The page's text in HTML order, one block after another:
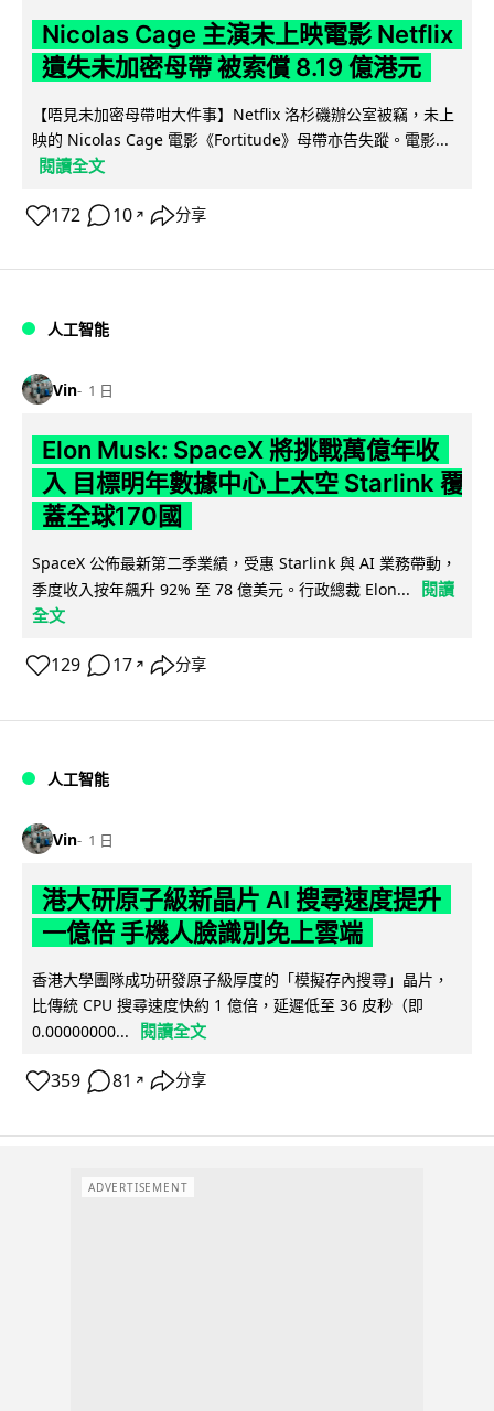
Nicolas Cage 主演未上映電影 Netflix
遺失未加密母帶 被索償 8.19 億港元
【唔見未加密母帶咁大件事】Netflix 洛杉磯辦公室被竊，未上
映的 Nicolas Cage 電影《Fortitude》母帶亦告失蹤。電影...
閱讀全文
172 10 ↗ 分享
人工智能
Vin 1 日
Elon Musk: SpaceX 將挑戰萬億年收
入 目標明年數據中心上太空 Starlink 覆
蓋全球170國
SpaceX 公佈最新第二季業績，受惠 Starlink 與 AI 業務帶動，
季度收入按年飆升 92% 至 78 億美元。行政總裁 Elon...
閱讀
全文
129 17 ↗ 分享
人工智能
Vin 1 日
港大研原子級新晶片 AI 搜尋速度提升
一億倍 手機人臉識別免上雲端
香港大學團隊成功研發原子級厚度的「模擬存內搜尋」晶片，
比傳統 CPU 搜尋速度快約 1 億倍，延遲低至 36 皮秒（即
0.00000000...
閱讀全文
359 81 ↗ 分享
ADVERTISEMENT